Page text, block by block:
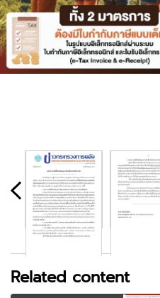
Related content